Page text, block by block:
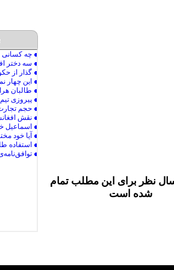
نظر برای این مطلب تمام
شده است